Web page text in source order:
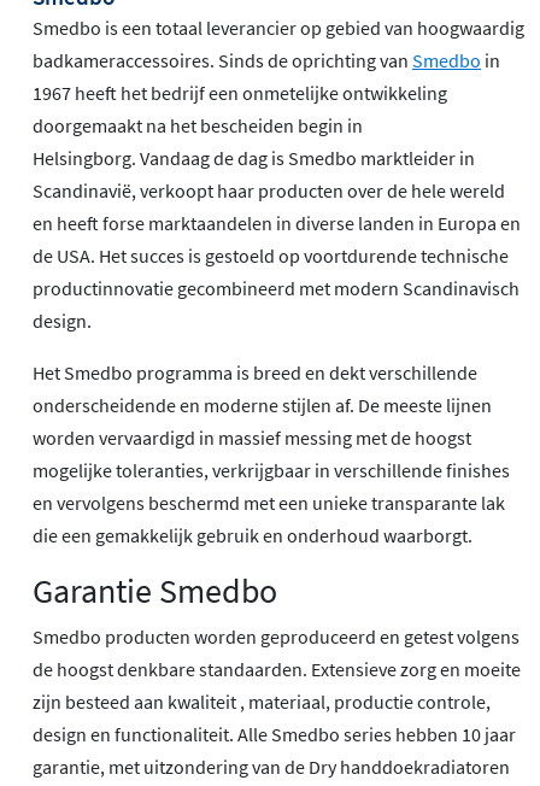
Smedbo is een totaal leverancier op gebied van hoogwaardig
badkameraccessoires. Sinds de oprichting van Smedbo in
1967 heeft het bedrijf een onmetelijke ontwikkeling
doorgemaakt na het bescheiden begin in
Helsingborg. Vandaag de dag is Smedbo marktleider in
Scandinavië, verkoopt haar producten over de hele wereld
en heeft forse marktaandelen in diverse landen in Europa en
de USA. Het succes is gestoeld op voortdurende technische
productinnovatie gecombineerd met modern Scandinavisch
design.
Het Smedbo programma is breed en dekt verschillende
onderscheidende en moderne stijlen af. De meeste lijnen
worden vervaardigd in massief messing met de hoogst
mogelijke toleranties, verkrijgbaar in verschillende finishes
en vervolgens beschermd met een unieke transparante lak
die een gemakkelijk gebruik en onderhoud waarborgt.
Garantie Smedbo
Smedbo producten worden geproduceerd en getest volgens
de hoogst denkbare standaarden. Extensieve zorg en moeite
zijn besteed aan kwaliteit , materiaal, productie controle,
design en functionaliteit. Alle Smedbo series hebben 10 jaar
garantie, met uitzondering van de Dry handdoekradiatoren